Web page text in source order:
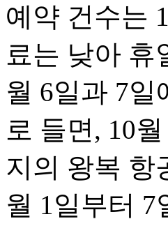
예약 건수는
료는 낮아 휴
월 6일과 7
로 들면, 10
지의 왕복 항
월 1일부터 7